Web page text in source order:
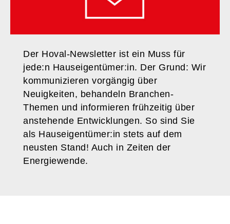
Der Hoval-Newsletter ist ein Muss für
jede:n Hauseigentümer:in. Der Grund: Wir
kommunizieren vorgängig über
Neuigkeiten, behandeln Branchen-
Themen und informieren frühzeitig über
anstehende Entwicklungen. So sind Sie
als Hauseigentümer:in stets auf dem
neusten Stand! Auch in Zeiten der
Energiewende.